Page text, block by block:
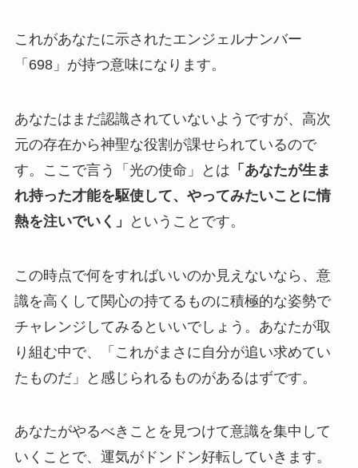
これがあなたに示されたエンジェルナンバー
「698」が持つ意味になります。
あなたはまだ認識されていないようですが、高次
元の存在から神聖な役割が課せられているので
す。ここで言う「光の使命」とは 「あなたが生ま
れ持った才能を駆使して、やってみたいことに情
熱を注いでいく」
ということです。
この時点で何をすればいいのか見えないなら、意
識を高くして関心の持てるものに積極的な姿勢で
チャレンジしてみるといいでしょう。あなたが取
り組む中で、「これがまさに自分が追い求めてい
たものだ」と感じられるものがあるはずです。
あなたがやるべきことを見つけて意識を集中して
いくことで、運気がドンドン好転していきます。